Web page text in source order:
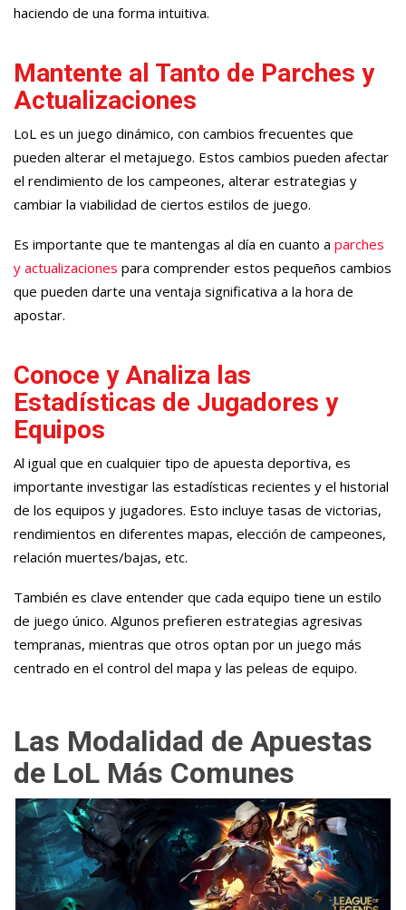
haciendo de una forma intuitiva.
Mantente al Tanto de Parches y
Actualizaciones
LoL es un juego dinámico, con cambios frecuentes que
pueden alterar el metajuego. Estos cambios pueden afectar
el rendimiento de los campeones, alterar estrategias y
cambiar la viabilidad de ciertos estilos de juego.
Es importante que te mantengas al día en cuanto a parches
y actualizaciones para comprender estos pequeños cambios
que pueden darte una ventaja significativa a la hora de
apostar.
Conoce y Analiza las
Estadísticas de Jugadores y
Equipos
Al igual que en cualquier tipo de apuesta deportiva, es
importante investigar las estadísticas recientes y el historial
de los equipos y jugadores. Esto incluye tasas de victorias,
rendimientos en diferentes mapas, elección de campeones,
relación muertes/bajas, etc.
También es clave entender que cada equipo tiene un estilo
de juego único. Algunos prefieren estrategias agresivas
tempranas, mientras que otros optan por un juego más
centrado en el control del mapa y las peleas de equipo.
Las Modalidad de Apuestas
de LoL Más Comunes